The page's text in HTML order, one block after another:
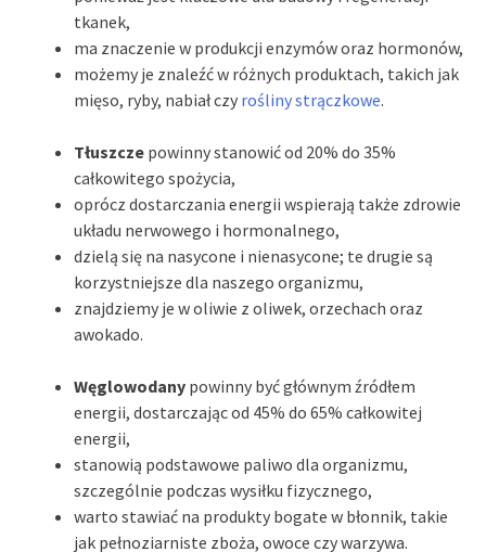
tkanek,
ma znaczenie w produkcji enzymów oraz hormonów,
możemy je znaleźć w różnych produktach, takich jak
mięso, ryby, nabiał czy rośliny strączkowe.
Tłuszcze powinny stanowić od 20% do 35%
całkowitego spożycia,
oprócz dostarczania energii wspierają także zdrowie
układu nerwowego i hormonalnego,
dzielą się na nasycone i nienasycone; te drugie są
korzystniejsze dla naszego organizmu,
znajdziemy je w oliwie z oliwek, orzechach oraz
awokado.
Węglowodany powinny być głównym źródłem
energii, dostarczając od 45% do 65% całkowitej
energii,
stanowią podstawowe paliwo dla organizmu,
szczególnie podczas wysiłku fizycznego,
warto stawiać na produkty bogate w błonnik, takie
jak pełnoziarniste zboża, owoce czy warzywa.